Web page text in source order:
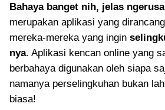
Bahaya banget nih, jelas
merupakan aplikasi yang
mereka-mereka yang ingin
nya. Aplikasi kencan online yang
berbahaya digunakan oleh siapa
namanya perselingkuhan bukan
biasa!